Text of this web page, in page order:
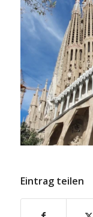
Eintrag teilen